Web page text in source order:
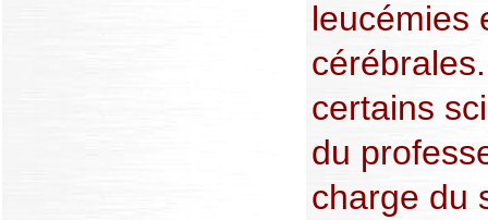
leucémies
certains
du
charge du